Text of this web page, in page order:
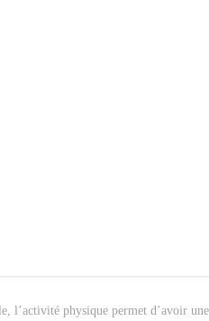
physique permet d’avoir